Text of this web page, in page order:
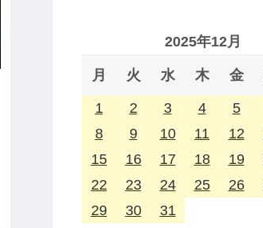
2025年12月
月 火 水 木 金
1 2 3 4 5
8
9 10 11 12
15
16 17 18 19
22
23 24 25 26
29
30 31